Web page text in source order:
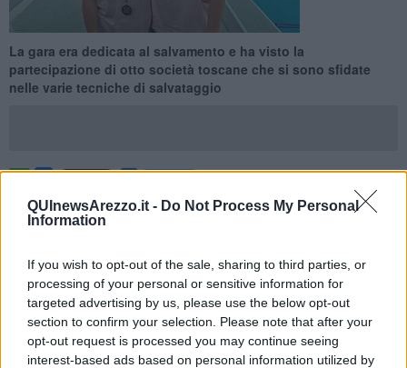
QUInewsArezzo.it - Do Not Process My Personal
Information
If you wish to opt-out of the sale, sharing to third parties, or
processing of your personal or sensitive information for
targeted advertising by us, please use the below opt-out
section to confirm your selection. Please note that after your
opt-out request is processed you may continue seeing
interest-based ads based on personal information utilized by
La gara era dedicata al salvamento e ha visto la
partecipazione di otto società toscane che si sono sfidate
nelle varie tecniche di salvataggio
AREZZO —Lasocietà aretina ha partecipatoa questo evento
con l'obiettivo di ampliare le proprie discipline oltre al tradizionale
propri atleti, ottenendo immediate soddisfazioni con tre ori e due
argenti.
Gli atleti dellaChimera Nuoto sono riusciti a dominareben due
gare, piazzandosi aiprimi due postinei 100 metri del Nuoto
Ostacoli Ragazzi Femminile e nei 200 metri del Nuoto Ostacoli
Assoluti Femminile: nella prima competizione il merito è di Roberta